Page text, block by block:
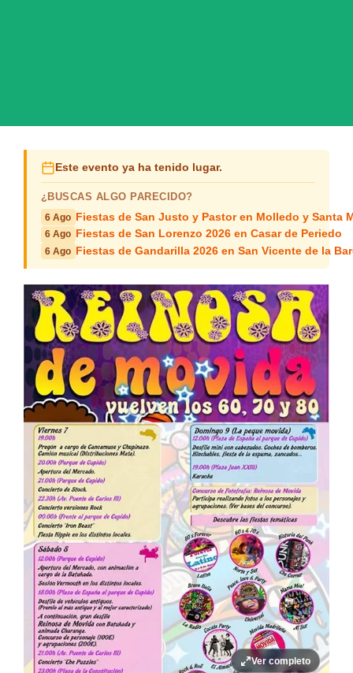
Este evento ya ha tenido lugar.
¿BUSCAS ALGO PARECIDO?
6 Ago Fiestas de San Justo y Pastor en Molledo y Santa
6 Ago Fiestas de San Lorenzo 2026 en Casar de Periedo
6 Ago Fiestas de Gandarilla 2026 en San Vicente de la
Ver completo